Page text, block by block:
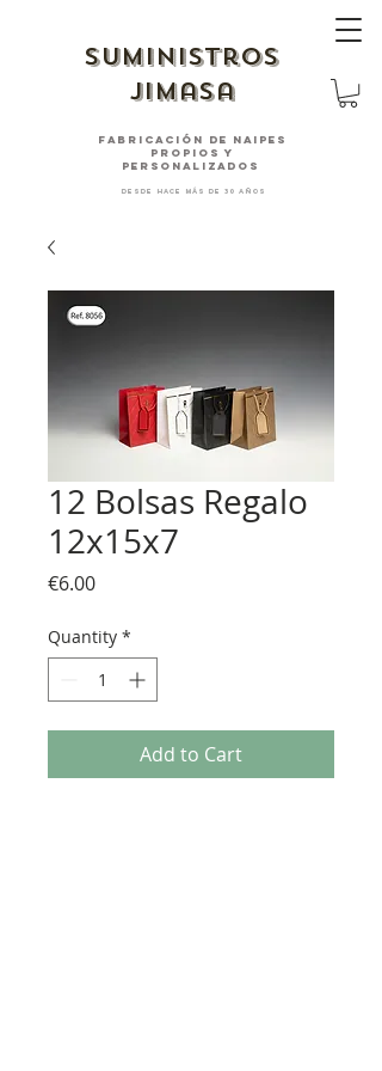
suministros
jimasa
fabricación de naipes
PROPIOS Y
PERSONALIZADOS
desde hace más de 30 años
12 Bolsas Regalo
12x15x7
€6.00Price
Quantity *
Add to Cart